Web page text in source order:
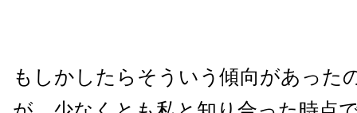
もしかしたらそういう傾向があった